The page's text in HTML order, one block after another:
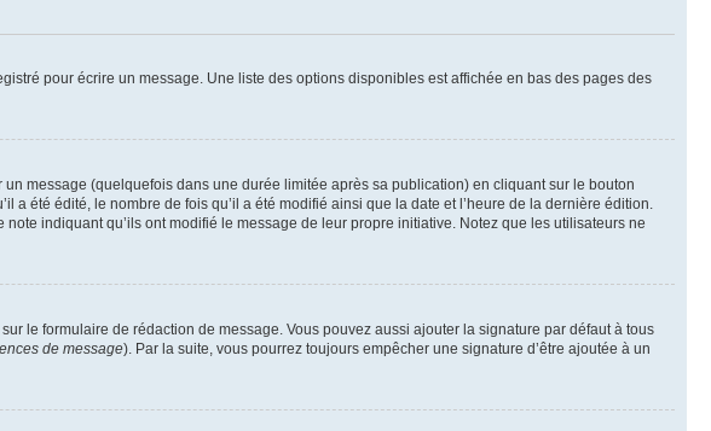
pour écrire un message. Une liste des options disponibles est affichée en bas des pages des
message (quelquefois dans une durée limitée après sa publication) en cliquant sur le bouton
été édité, le nombre de fois qu’il a été modifié ainsi que la date et l’heure de la dernière édition.
indiquant qu’ils ont modifié le message de leur propre initiative. Notez que les utilisateurs ne
sur le formulaire de rédaction de message. Vous pouvez aussi ajouter la signature par défaut à tous
de message). Par la suite, vous pourrez toujours empêcher une signature d’être ajoutée à un